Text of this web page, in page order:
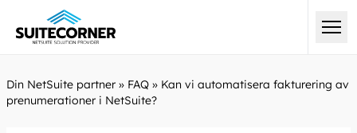
Din NetSuite partner » FAQ » Kan vi automatisera fakturering av
prenumerationer i NetSuite?